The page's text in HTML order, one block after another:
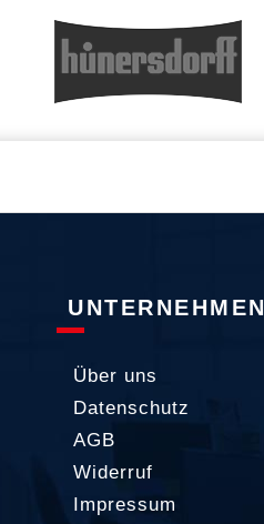
UNTERNEHMEN
Über uns
Datenschutz
AGB
Widerruf
Impressum